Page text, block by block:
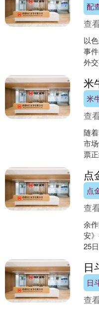
配
查
以
事
外
且
米
查
随
市
票
显
点
查
余
安
25
香
日
查